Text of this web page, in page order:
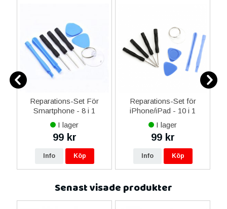
Reparations-Set För
Smartphone - 8 i 1
I lager
99 kr
Info Köp
Reparations-Set för
iPhone/iPad - 10 i 1
I lager
99 kr
Info Köp
Senast visade produkter